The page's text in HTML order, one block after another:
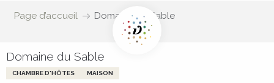
Page d’accueil Domaine du Sable
Domaine du Sable
CHAMBRE D'HÔTES MAISON